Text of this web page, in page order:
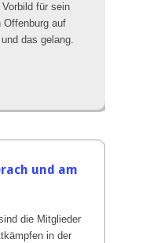
für sein
Offenburg auf
das gelang.
und am
die Mitglieder
in der